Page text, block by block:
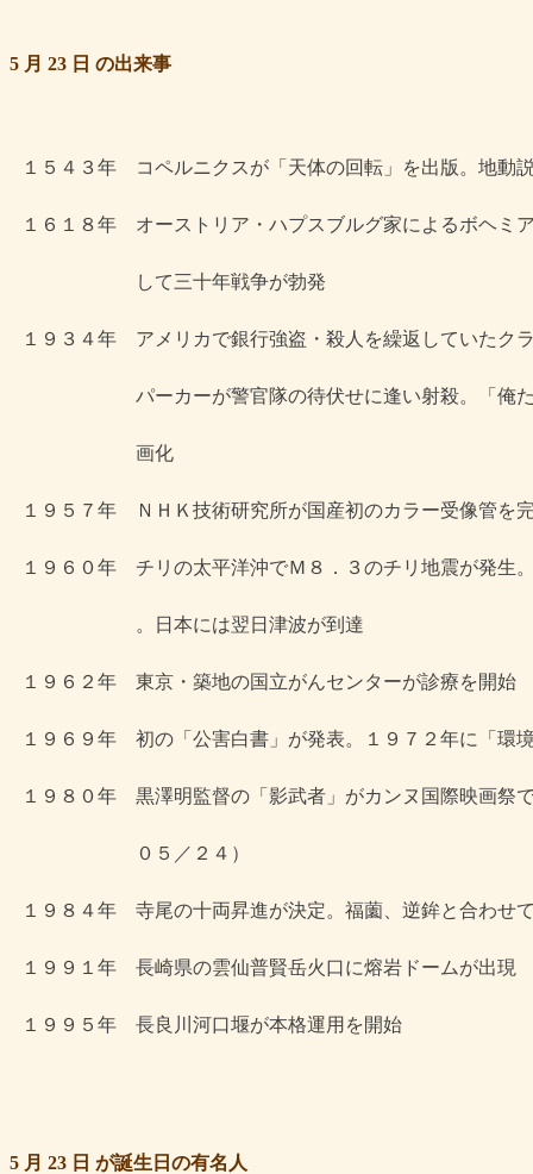
5 月 23 日 の出来事
5 月 23 日 が誕生日の有名人